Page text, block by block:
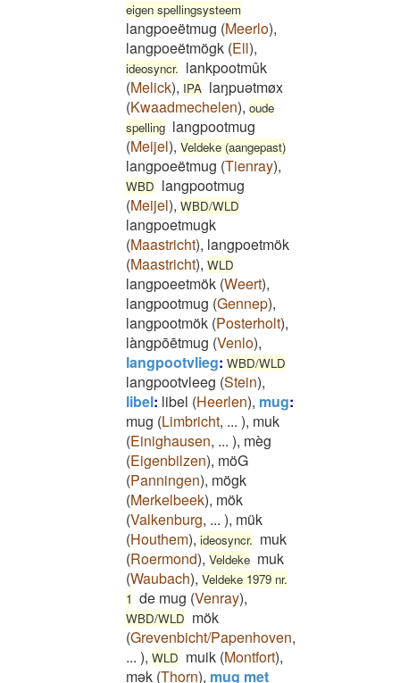
eigen spellingsysteem
langpoeëtmug (Meerlo),
langpoeëtmögk (Ell),
ideosyncr. lankpootmûk
(Melick), IPA laŋpuətmøx
(Kwaadmechelen), oude
spelling langpootmug
(Meijel), Veldeke (aangepast)
langpoeëtmug (Tienray),
WBD langpootmug
(Meijel), WBD/WLD
langpoetmugk
(Maastricht), langpoetmök
(Maastricht), WLD
langpoeetmök (Weert),
langpootmug (Gennep),
langpootmök (Posterholt),
làngpōētmug (Venlo),
langpootvlieg: WBD/WLD
langpootvleeg (Stein),
libel: libel (Heerlen), mug:
mug (Limbricht, ... ), muk
(Einighausen, ... ), mèg
(Eigenbilzen), möG
(Panningen), mögk
(Merkelbeek), mök
(Valkenburg, ... ), mük
(Houthem), ideosyncr. muk
(Roermond), Veldeke muk
(Waubach), Veldeke 1979 nr.
1 de mug (Venray),
WBD/WLD mök
(Grevenbicht/Papenhoven,
... ), WLD muik (Montfort),
mək (Thorn), mug met